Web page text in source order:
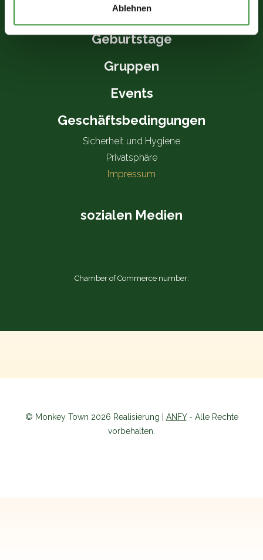
Ablehnen
Standort
Geburtstage
Gruppen
Events
Geschäftsbedingungen
Sicherheit und Hygiene
Privatsphäre
Impressum
sozialen Medien
Chamber of Commerce number:
© Monkey Town 2026 Realisierung | ANFY- Alle Rechte
vorbehalten.